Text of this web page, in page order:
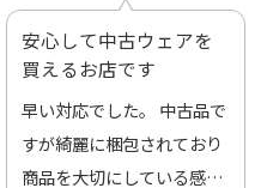
安心して中古ウェアを
買えるお店です
早い対応でした。 中古品で
すが綺麗に梱包されており
商品を大切にしている感が